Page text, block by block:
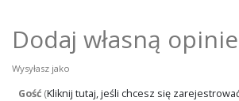
Dodaj własną opinie
Wysyłasz jako
Gość (Kliknij tutaj, jeśli chcesz się